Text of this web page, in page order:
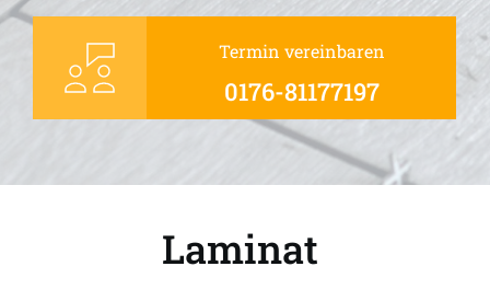
Termin vereinbaren
0176-81177197
Laminat